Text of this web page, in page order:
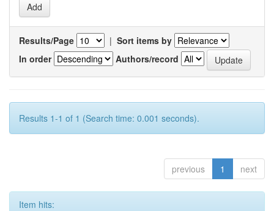
Results/Page | Sort items by
In order
Authors/record
Results 1-1 of 1 (Search time: 0.001 seconds).
previous 1 next
Item hits: